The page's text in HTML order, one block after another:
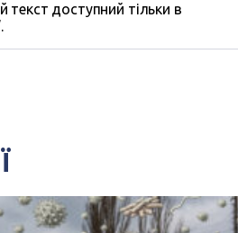
текст доступний тільки в